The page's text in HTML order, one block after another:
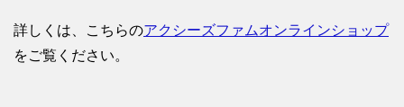
詳しくは、こちらのアクシーズファムオンラインショップ
をご覧ください。